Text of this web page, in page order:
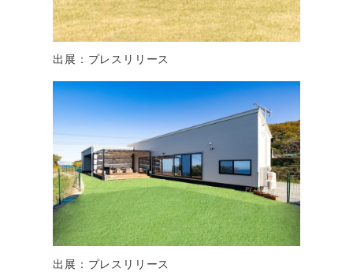
出展：プレスリリース
出展：プレスリリース